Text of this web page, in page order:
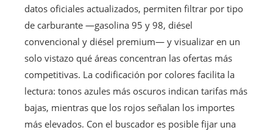
datos oficiales actualizados, permiten filtrar por tipo
de carburante —gasolina 95 y 98, diésel
convencional y diésel premium— y visualizar en un
solo vistazo qué áreas concentran las ofertas más
competitivas. La codificación por colores facilita la
lectura: tonos azules más oscuros indican tarifas más
bajas, mientras que los rojos señalan los importes
más elevados. Con el buscador es posible fijar una